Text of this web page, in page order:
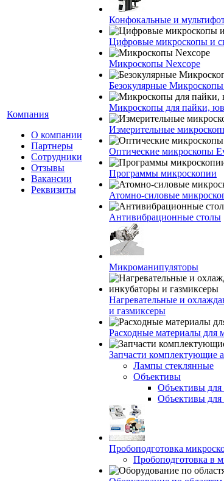
Компания
О компании
Партнеры
Сотрудники
Отзывы
Вакансии
Реквизиты
Конфокальные и
Цифровые микроскопы и
Микроскопы Nexcope
Безокулярные
Микроскопы для пайки,
Измерительные
Оптические микроскопы
Программы микроскопии
Атомно-силовые
Антивибрационные столы
Микроманипуляторы
Нагревательные и
и газмиксеры
Расходные материалы для
Запчасти комплектующие
Лампы стеклянные
Объективы
Объективы
Объективы для
Пробоподготовка
Пробоподготовка в